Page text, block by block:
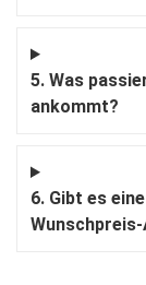
5. Was
ankommt?
6. Gibt es